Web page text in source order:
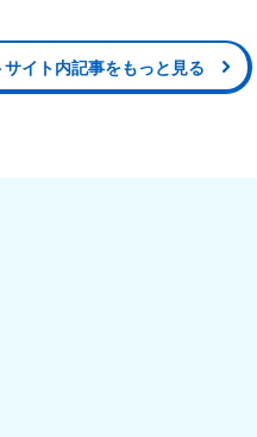
イト内記事をもっと見る